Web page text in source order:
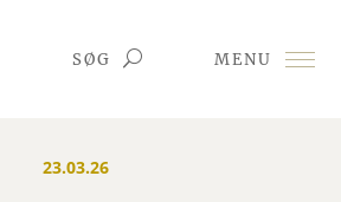
SØG U MENU
23.03.26